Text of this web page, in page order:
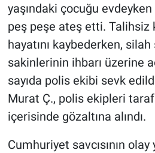
yaşındaki çocuğu
peş peşe ateş etti. Talihsiz
hayatını kaybederken,
sakinlerinin ihbarı üzerine
sayıda polis ekibi sevk
Murat Ç., polis ekipleri
içerisinde gözaltına alındı.
Cumhuriyet savcısının olay